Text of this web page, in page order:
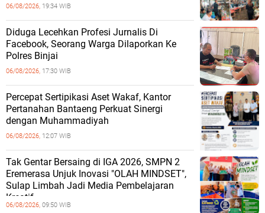
06/08/2026, 19:34 WIB
Diduga Lecehkan Profesi Jurnalis Di
Facebook, Seorang Warga Dilaporkan Ke
Polres Binjai
06/08/2026, 17:30 WIB
Percepat Sertipikasi Aset Wakaf, Kantor
Pertanahan Bantaeng Perkuat Sinergi
dengan Muhammadiyah
06/08/2026, 12:07 WIB
Tak Gentar Bersaing di IGA 2026, SMPN 2
Eremerasa Unjuk Inovasi "OLAH MINDSET",
Sulap Limbah Jadi Media Pembelajaran
Kreatif
06/08/2026, 09:50 WIB